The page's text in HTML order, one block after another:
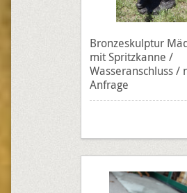
Bronzeskulptur
mit Spritzkanne /
Wasseranschluss /
Anfrage